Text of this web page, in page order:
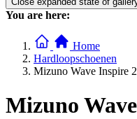
You are here:
Home
Hardloopschoenen
Mizuno Wave Inspire
Mizuno